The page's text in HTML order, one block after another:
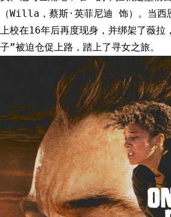
（Willa，蔡斯·英菲尼迪 饰）。当西
上校在16年后再度现身，并绑架了薇拉
子”被迫仓促上路，踏上了寻女之旅。